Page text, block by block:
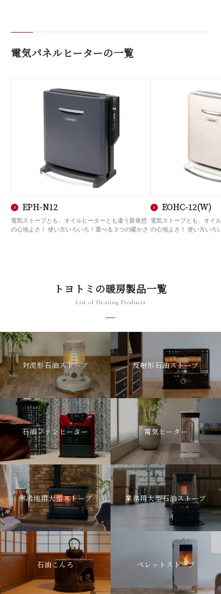
電気パネルヒーターの一覧
EPH-N12
電気ストーブとも、オイルヒーターとも違う新発想
の心地よさ！ 使い方いろいろ！選べる３つの暖かさ
EOHC-12(W)
電気ストーブとも、オイ
の心地よさ！ 使い方いろ
トヨトミの暖房製品一覧
List of Heating Products
対流形石油ストーブ 反射形石油ストーブ
石油ファンヒーター 電気ヒーター
寒冷地用大型ストーブ 業務用大型石油ストーブ
石油こんろ ペレットストーブ